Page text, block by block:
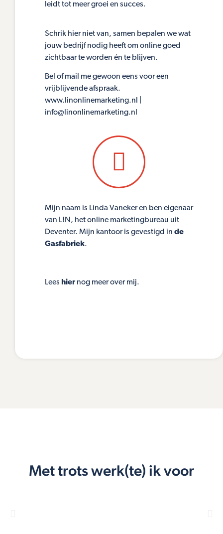
leidt tot meer groei en succes.
Schrik hier niet van, samen bepalen we wat
jouw bedrijf nodig heeft om online goed
zichtbaar te worden én te blijven.
Bel of mail me gewoon eens voor een
vrijblijvende afspraak.
www.linonlinemarketing.nl |
info@linonlinemarketing.nl
Mijn naam is Linda Vaneker en ben eigenaar
van L!N, het online marketingbureau uit
Deventer. Mijn kantoor is gevestigd in de
Gasfabriek.
Lees hiernog meer over mij.
Met trots werk(te) ik voor